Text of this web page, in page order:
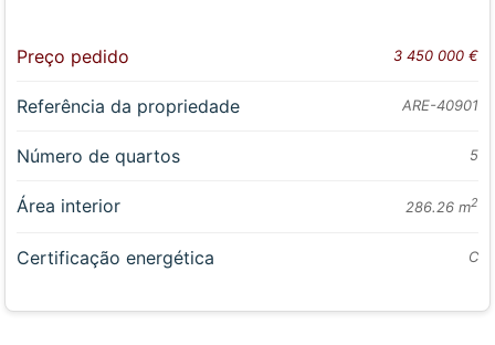
Preço pedido 3 450 000 €
Referência da propriedade ARE-40901
Número de quartos 5
Área interior 286.26 m2
Certificação energética C